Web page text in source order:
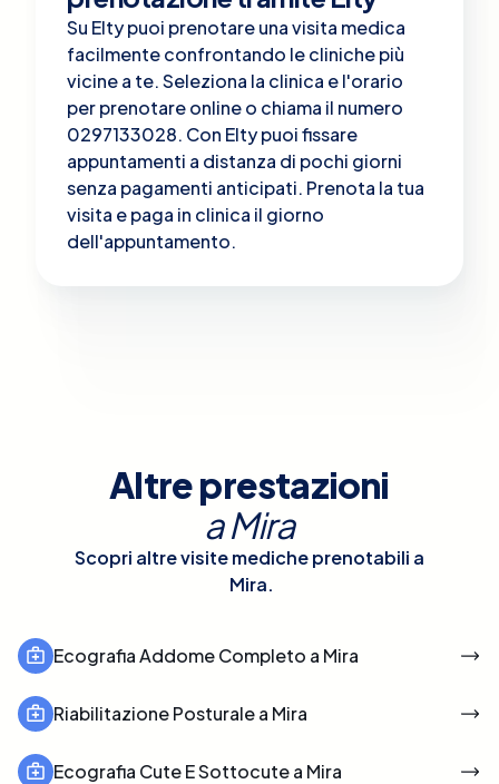
Su Elty puoi prenotare una visita medica
facilmente confrontando le cliniche più
vicine a te. Seleziona la clinica e l'orario
per prenotare online o chiama il numero
0297133028. Con Elty puoi fissare
appuntamenti a distanza di pochi giorni
senza pagamenti anticipati. Prenota la tua
visita e paga in clinica il giorno
dell'appuntamento.
Altre prestazioni
aMira
Scopri altre visite mediche prenotabili a
Mira.
Ecografia Addome Completo a Mira
Riabilitazione Posturale a Mira
Ecografia Cute E Sottocute a Mira